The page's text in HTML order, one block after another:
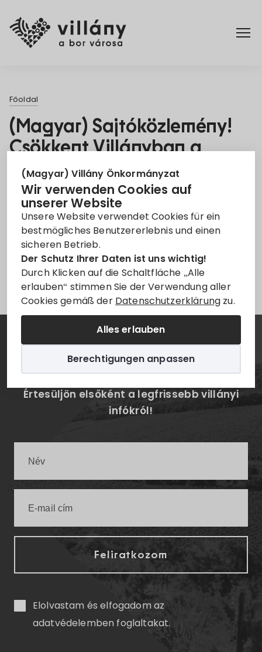
(Magyar) Villány Önkormányzat
Wir verwenden Cookies auf
unserer Website
Unsere Website verwendet Cookies für ein
bestmögliches Benutzererlebnis und einen
sicheren Betrieb.
Der Schutz Ihrer Daten ist uns wichtig!
Durch Klicken auf die Schaltfläche „Alle
erlauben“ stimmen Sie der Verwendung aller
Cookies gemäß der Datenschutzerklärung zu.
Alles erlauben
Berechtigungen anpassen
Rendelettár
Turizmus
Főoldal
(Magyar) Sajtóközlemény!
Csökkent Villányban a
csapadék okozta károk
kialakulásának veszélye
5. Jan. 2022
Leider ist der Eintrag nur aufMagyarverfügbar.
Hírlevél
Értesüljön elsőként a legfrissebb villányi
infókról!
Elolvastam és elfogadom az
adatvédelemben foglaltakat.